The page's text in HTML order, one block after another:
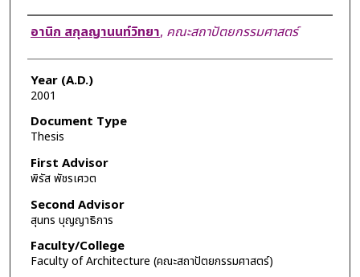
Author
อานิก สกุลญานนท์วิทยา, คณะสถาปัตยกรรมศาสตร์
Year (A.D.)
2001
Document Type
Thesis
First Advisor
พิรัส พัชรเศวต
Second Advisor
สุนทร บุญญาธิการ
Faculty/College
Faculty of Architecture (คณะสถาปัตยกรรมศาสตร์)